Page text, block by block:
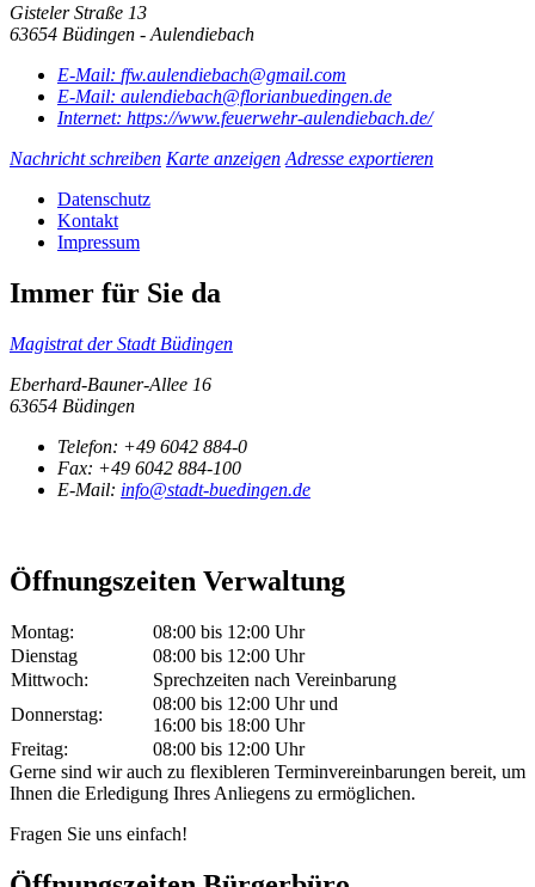
Gisteler Straße 13
63654 Büdingen - Aulendiebach
E-Mail: ffw.aulendiebach@gmail.com
E-Mail: aulendiebach@florianbuedingen.de
Internet: https://www.feuerwehr-aulendiebach.de/
Nachricht schreiben Karte anzeigen Adresse exportieren
Datenschutz
Kontakt
Impressum
Immer für Sie da
Magistrat der Stadt Büdingen
Eberhard-Bauner-Allee 16
63654 Büdingen
Telefon: +49 6042 884-0
Fax: +49 6042 884-100
E-Mail: info@stadt-buedingen.de
Öffnungszeiten Verwaltung
Montag:
08:00 bis 12:00 Uhr
Dienstag
08:00 bis 12:00 Uhr
Mittwoch:
Sprechzeiten nach Vereinbarung
Donnerstag:
08:00 bis 12:00 Uhr und
16:00 bis 18:00 Uhr
Freitag:
08:00 bis 12:00 Uhr
Gerne sind wir auch zu flexibleren Terminvereinbarungen bereit, um
Ihnen die Erledigung Ihres Anliegens zu ermöglichen.
Fragen Sie uns einfach!